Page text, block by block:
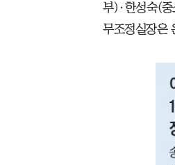
부)·한성숙(중
무조정실장은